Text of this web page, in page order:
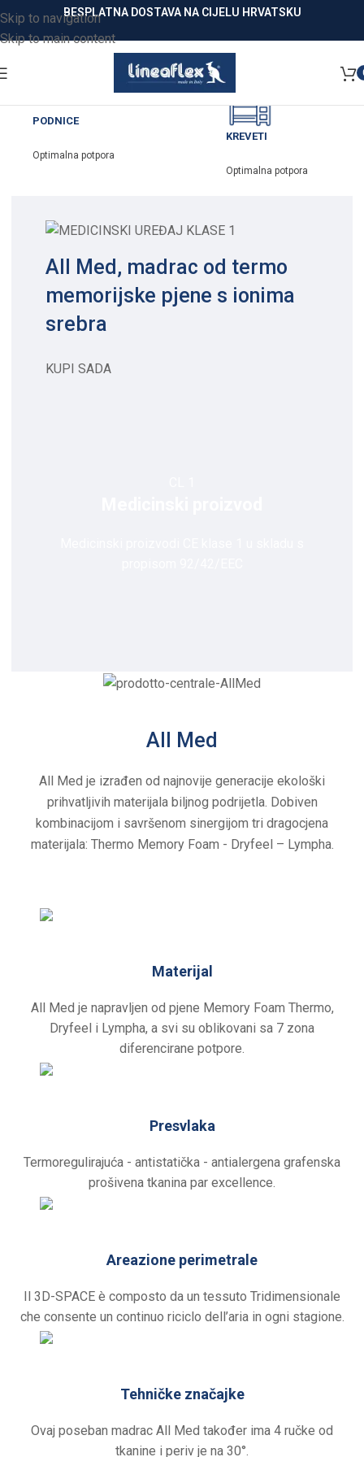
Skip to navigation
Skip to main content
BESPLATNA DOSTAVA NA CIJELU HRVATSKU
Jedinstveni detalji
All Med, madrac od termo
memorijske pjene s ionima
srebra
KUPI SADA
All Med
All Med je izrađen od najnovije generacije ekološki
prihvatljivih materijala biljnog podrijetla. Dobiven
kombinacijom i savršenom sinergijom tri dragocjena
materijala: Thermo Memory Foam - Dryfeel – Lympha.
Materijal
All Med je napravljen od pjene Memory Foam Thermo,
Dryfeel i Lympha, a svi su oblikovani sa 7 zona
diferencirane potpore.
Presvlaka
Termoregulirajuća - antistatička - antialergena grafenska
prošivena tkanina par excellence.
Areazione perimetrale
Il 3D-SPACE è composto da un tessuto Tridimensionale
che consente un continuo riciclo dell’aria in ogni stagione.
Tehničke značajke
Ovaj poseban madrac All Med također ima 4 ručke od
tkanine i periv je na 30°.